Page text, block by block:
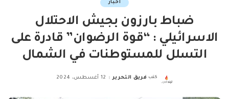
اخبار
ضباط بارزون بجيش الاحتلال
الاسرائيلي : “قوة الرضوان” قادرة على
التسلل للمستوطنات في الشمال
Posted
كتب فريق التحرير 12 أغسطس، 2024